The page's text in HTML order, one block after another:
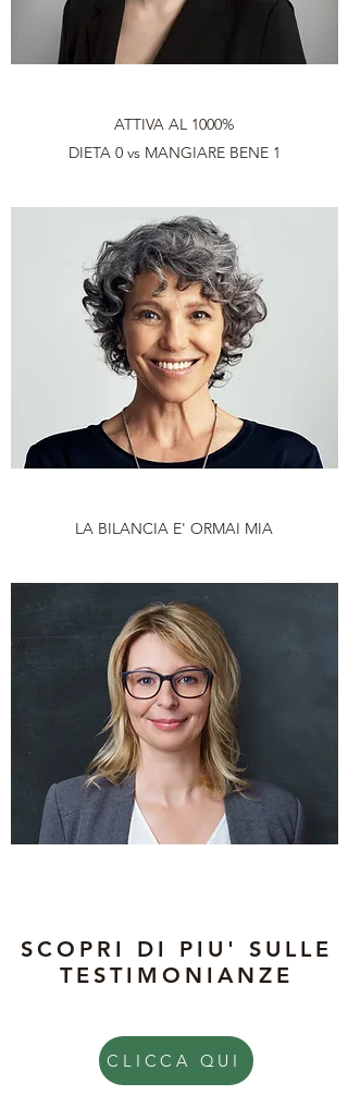
ATTIVA AL 1000%
DIETA 0 vs MANGIARE BENE 1
LA BILANCIA E' ORMAI MIA
SCOPRI DI PIU' SULLE
TESTIMONIANZE
CLICCA QUI